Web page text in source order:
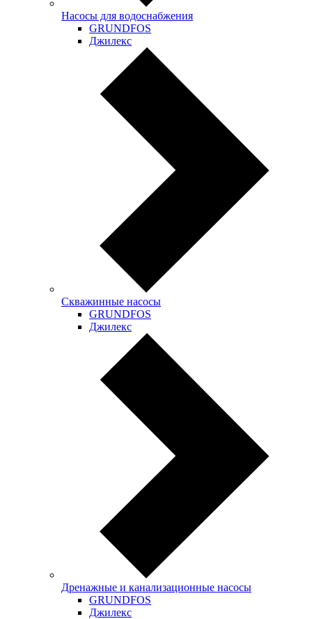
Насосы для водоснабжения
GRUNDFOS
Джилекс
Скважинные насосы
GRUNDFOS
Джилекс
Дренажные и канализационные насосы
GRUNDFOS
Джилекс